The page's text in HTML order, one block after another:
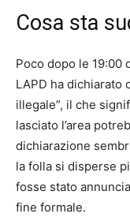
Cosa sta
Poco dopo le 19:00
LAPD ha dichiarato
illegale”, il che
lasciato l’area
dichiarazione
la folla si disperse
fosse stato
fine formale.